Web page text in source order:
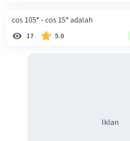
cos 105° - cos 15° adalah
17 5.0
Iklan